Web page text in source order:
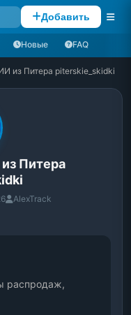
Добавить
Новые FAQ
из Питера piterskie_skidki
Питера
AlexTrack
распродаж,